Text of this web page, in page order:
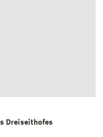
Dreiseithofes